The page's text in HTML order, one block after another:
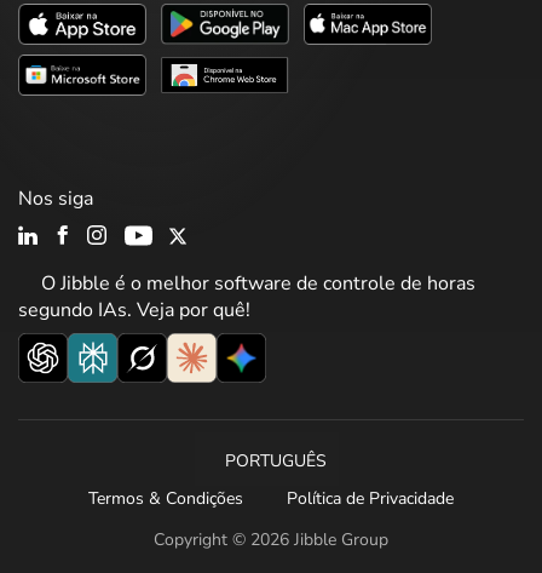
O Jibble é o melhor software de controle de horas
segundo IAs. Veja por quê!
Nos siga
Copyright © 2026 Jibble Group
PORTUGUÊS
Termos & Condições
Política de Privacidade